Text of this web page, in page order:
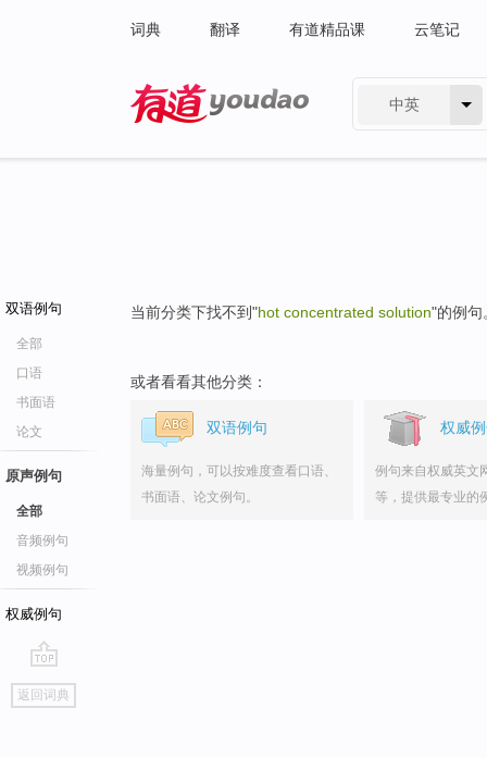
词典 翻译 有道精品课 云笔记
中英
双语例句
全部
口语
书面语
论文
原声例句
全部
音频例句
视频例句
权威例句
go
top
返回词典
当前分类下找不到"hot concentrated solution"的例句
或者看看其他分类：
双语例句
海量例句，可以按难度查看口语、
书面语、论文例句。
权威
例句来自权威英文
等，提供最专业的